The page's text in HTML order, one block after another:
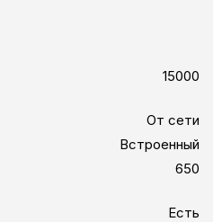
15000
От сети
Встроенный
650
Есть